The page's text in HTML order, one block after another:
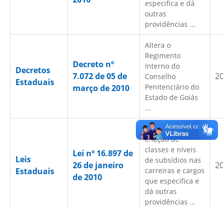
especifica e dá
outras
providências ...
Decretos
Estaduais
Decreto nº
7.072 de 05 de
março de 2010
Altera o
Regimento
Interno do
Conselho
Penitenciário do
Estado de Goiás
...
Leis
Estaduais
Lei nº 16.897 de
26 de janeiro
de 2010
Dispõe sobre a
criação de
classes e níveis
de subsídios nas
carreiras e cargos
que especifica e
dá outras
providências ...